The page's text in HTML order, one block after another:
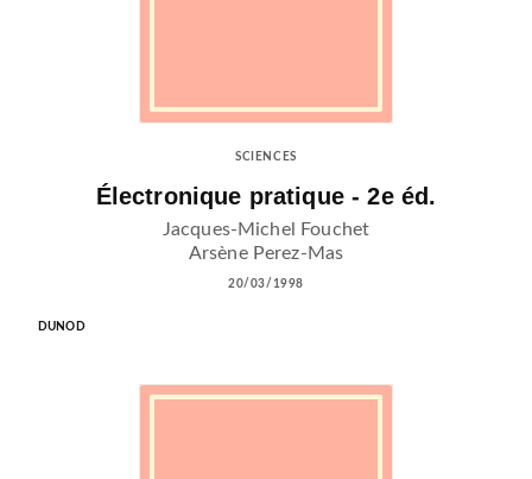
SCIENCES
Électronique pratique - 2e éd.
Jacques-Michel Fouchet
Arsène Perez-Mas
20/03/1998
DUNOD